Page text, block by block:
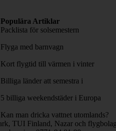
Populära Artiklar
Packlista för solsemestern
Flyga med barnvagn
Kort flygtid till värmen i vinter
Billiga länder att semestra i
5 billiga weekendstäder i Europa
Kan man dricka vattnet utomlands?
TUI Finland, Nazar och